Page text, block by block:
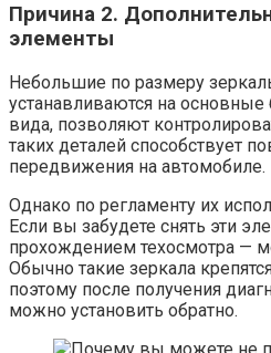
Причина 2.
элементы
Небольшие по размеру
устанавливаются на
вида, позволяют
таких деталей способствует
передвижения на автомобиле.
Однако по регламенту их
Если вы забудете снять эти
прохождением техосмотра —
Обычно такие зеркала
поэтому после получения
можно установить обратно.